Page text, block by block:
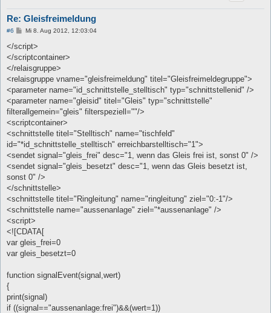
Re: Gleisfreimeldung
#6
B
i
r
a
Mi 8. Aug 2012, 12:03:04
</script>
</scriptcontainer>
</relaisgruppe>
<relaisgruppe vname="gleisfreimeldung" titel="Gleisfreimeldegruppe">
<parameter name="id_schnittstelle_stelltisch" typ="schnittstellenid" />
<parameter name="gleisid" titel="Gleis" typ="schnittstelle"
filterallgemein="gleis" filterspeziell=""/>
<scriptcontainer>
<schnittstelle titel="Stelltisch" name="tischfeld"
id="*id_schnittstelle_stelltisch" erreichbarstelltisch="1">
<sendet signal="gleis_frei" desc="1, wenn das Gleis frei ist, sonst 0" />
<sendet signal="gleis_besetzt" desc="1, wenn das Gleis besetzt ist,
sonst 0" />
</schnittstelle>
<schnittstelle titel="Ringleitung" name="ringleitung" ziel="0:-1"/>
<schnittstelle name="aussenanlage" ziel="*aussenanlage" />
<script>
<![CDATA[
var gleis_frei=0
var gleis_besetzt=0
function signalEvent(signal,wert)
{
print(signal)
if ((signal=="aussenanlage:frei")&&(wert=1))